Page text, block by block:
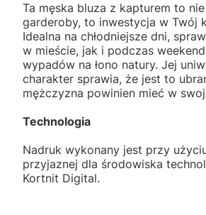
Ta męska bluza z kapturem to
garderoby, to inwestycja w Twój
Idealna na chłodniejsze dni,
w mieście, jak i podczas
wypadów na łono natury. Jej
charakter sprawia, że jest to
mężczyzna powinien mieć w
Technologia
Nadruk wykonany jest przy
przyjaznej dla środowiska
Kortnit Digital.